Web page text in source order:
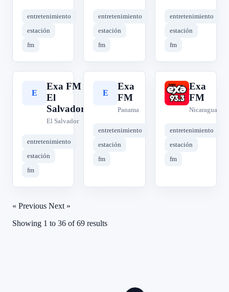
entretenimiento
estación
fm
entretenimiento
estación
fm
entretenimiento
estación
fm
E
Exa FM
El
Salvador
El Salvador
entretenimiento
estación
fm
E
Exa
FM
Panama
entretenimiento
estación
fm
E
Exa
FM
Nicaragua
entretenimiento
estación
fm
« Previous Next »
Showing 1 to 36 of69 results